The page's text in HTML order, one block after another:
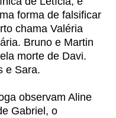
forma de falsificar
chama Valéria
Bruno e Martin
morte de Davi.
e Sara.
observam Aline
Gabriel, o